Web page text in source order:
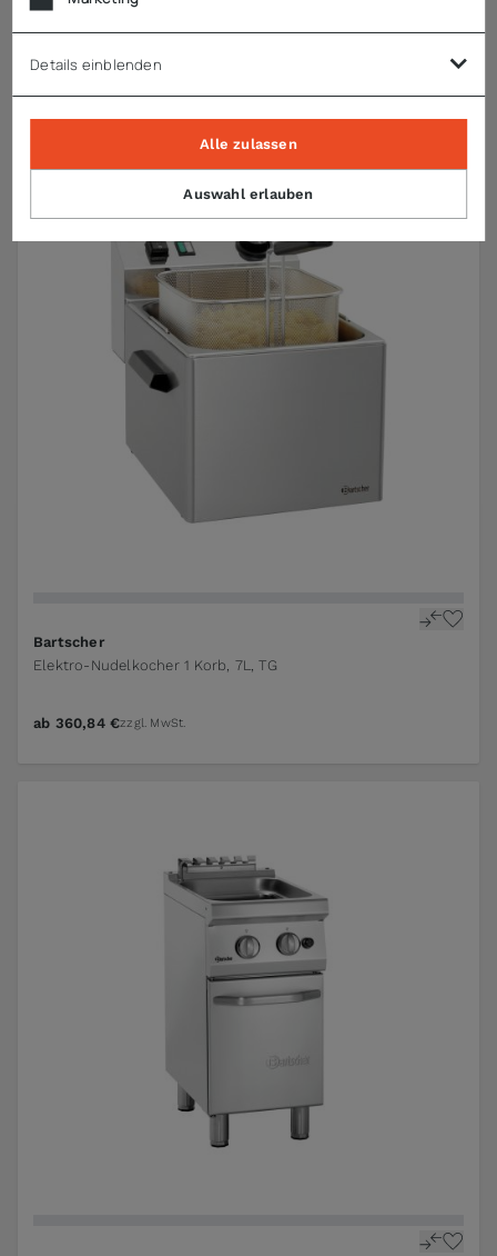
ab 2.339,64 €zzgl. MwSt.
Bartscher
Elektro-Nudelkocher 1 Korb, 7L, TG
ab 360,84 €zzgl. MwSt.
Details einblenden
Auswahl erlauben
Alle zulassen